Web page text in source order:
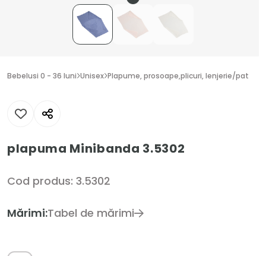
Bebelusi 0 - 36 luni Unisex Plapume, prosoape,plicuri, lenjerie/pat
plapuma Minibanda 3.5302
Cod produs: 3.5302
Mărimi:Tabel de mărimi